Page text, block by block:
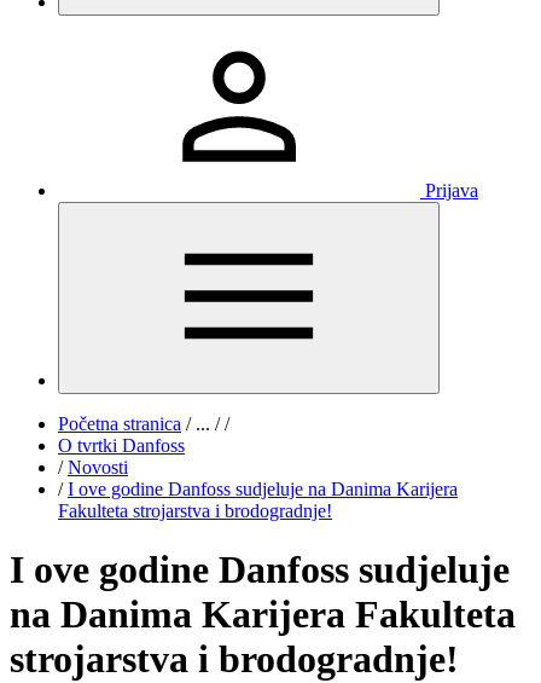
Prijava
Početna stranica /... / /
O tvrtki Danfoss
/ Novosti
/ I ove godine Danfoss sudjeluje na Danima Karijera
Fakulteta strojarstva i brodogradnje!
I ove godine Danfoss sudjeluje
na Danima Karijera Fakulteta
strojarstva i brodogradnje!